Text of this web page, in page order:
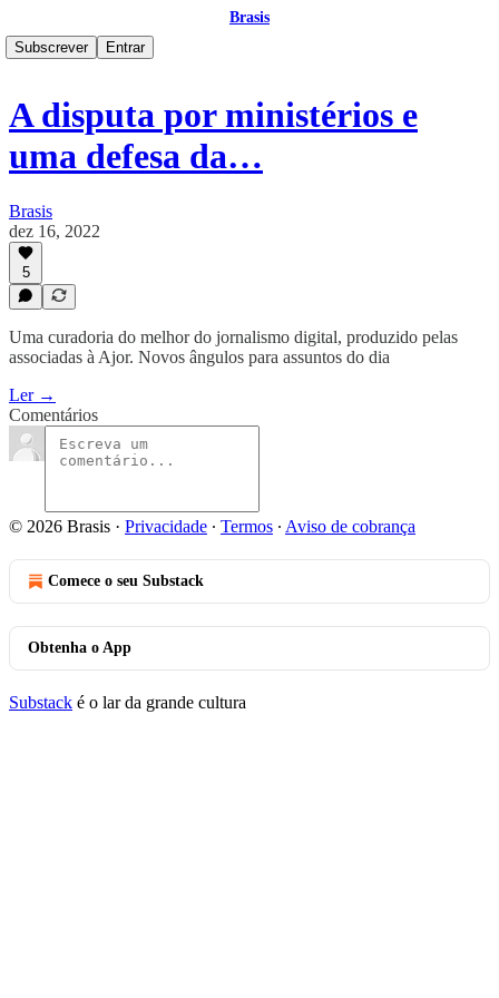
Brasis
Subscrever
Entrar
A disputa por ministérios e
uma defesa da…
Brasis
dez 16, 2022
5
Uma curadoria do melhor do jornalismo digital, produzido pelas
associadas à Ajor. Novos ângulos para assuntos do dia
Ler →
Comentários
© 2026 Brasis · Privacidade ∙ Termos ∙ Aviso de cobrança
Comece o seu Substack
Obtenha o App
Substack é o lar da grande cultura